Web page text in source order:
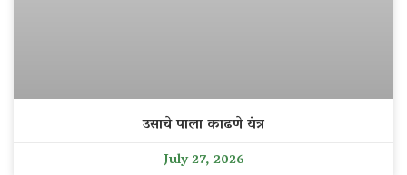
उसाचे पाला काढणे यंत्र
July 27, 2026